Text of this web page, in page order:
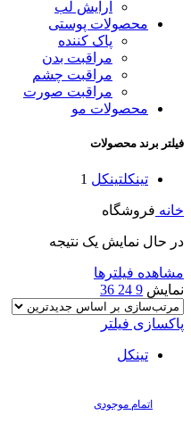
آرایش لب
محصولات پوستی
پاک کننده
مراقبت بدن
مراقبت چشم
مراقبت صورت
محصولات مو
فیلتر برند محصولات
تینکلتینکل 1
خانه فروشگاه
در حال نمایش یک نتیجه
مشاهده فیلترها
نمایش 9
24
36
پاکسازی فیلتر
تینکل
اتمام موجودی